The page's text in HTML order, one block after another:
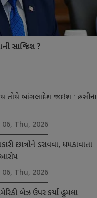
સાજિશ ?
તોયે બાંગલાદેશ જઇશ : હસીના
Thu, 2026
છાત્રોને ડરાવવા, ધમકાવાતા
આરોપ
Thu, 2026
બેઝ ઉપર કર્યા હુમલા